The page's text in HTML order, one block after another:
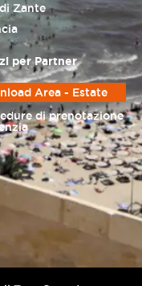
Zante
per Partner
Area - Estate
di prenotazione